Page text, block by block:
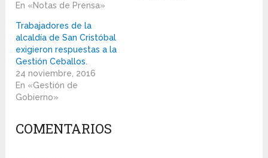
En «Notas de Prensa»
Trabajadores de la
alcaldía de San Cristóbal
exigieron respuestas a la
Gestión Ceballos.
24 noviembre, 2016
En «Gestión de
Gobierno»
COMENTARIOS